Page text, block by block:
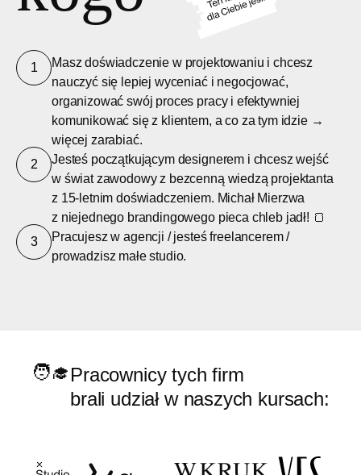
1
Masz doświadczenie w projektowaniu i chcesz
nauczyć się lepiej wyceniać i negocjować,
organizować swój proces pracy i efektywniej
komunikować się z klientem, a co za tym idzie →
więcej zarabiać.
2
Jesteś początkującym designerem i chcesz wejść
w świat zawodowy z bezcenną wiedzą projektanta
z 15-letnim doświadczeniem. Michał Mierzwa
z niejednego brandingowego pieca chleb jadł! 🍞
3
Pracujesz w agencji / jesteś freelancerem /
prowadzisz małe studio.
🧑‍🎓Pracownicy tych firm
brali udział w naszych kursach: